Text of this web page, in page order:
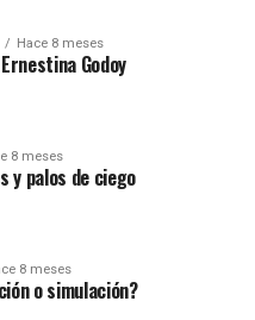
Hace 8 meses
Godoy
8 meses
y palos de ciego
8 meses
o simulación?